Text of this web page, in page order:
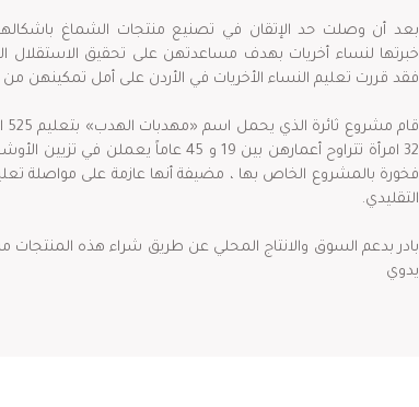
بعد أن وصلت حد الإتقان في تصنيع منتجات الشماغ باشكالها
خبرتها لنساء أخريات بهدف مساعدتهن على تحقيق الاستقلال
فقد قررت تعليم النساء الأخريات في الأردن على أمل تمكينهن من
32 امرأة تتراوح أعمارهن بين 19 و 45
فخورة بالمشروع الخاص بها ، مضيفة أنها عازمة على مواصلة
التقليدي.
بادر بدعم السوق والانتاج المحلي عن طريق شراء هذه المنتجات
يدوي